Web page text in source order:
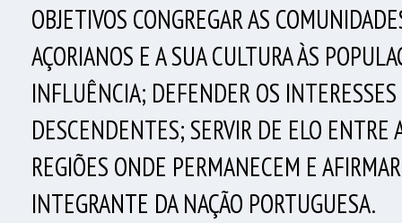
OBJETIVOS CONGREGAR AS
AÇORIANOS E A SUA CULTURA ÀS
INFLUÊNCIA; DEFENDER OS
DESCENDENTES; SERVIR DE ELO ENTRE
REGIÕES ONDE PERMANECEM E
INTEGRANTE DA NAÇÃO PORTUGUESA.